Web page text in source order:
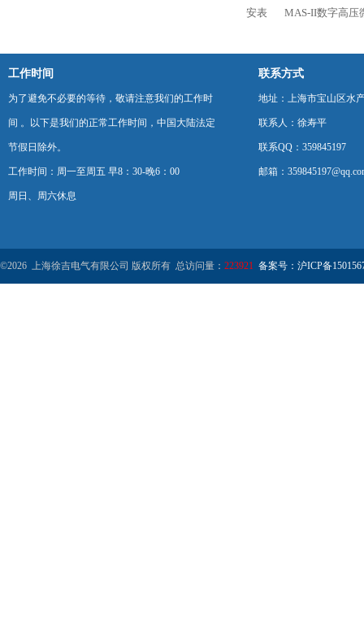
安表
MAS-II数字高压
工作时间
为了避免不必要的等待，敬请注意我们的工作时
间 。以下是我们的正常工作时间，中国大陆法定
节假日除外。
工作时间：周一至周五 早8：30-晚6：00
周日、周六休息
联系方式
地址：上海市宝山区水
联系人：徐寿平
联系QQ：359845197
邮箱：
©2026 上海徐吉电气有限公司 版权所有 总访问量： 223921 备案号：沪ICP备